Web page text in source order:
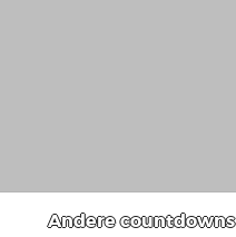
Andere countdowns